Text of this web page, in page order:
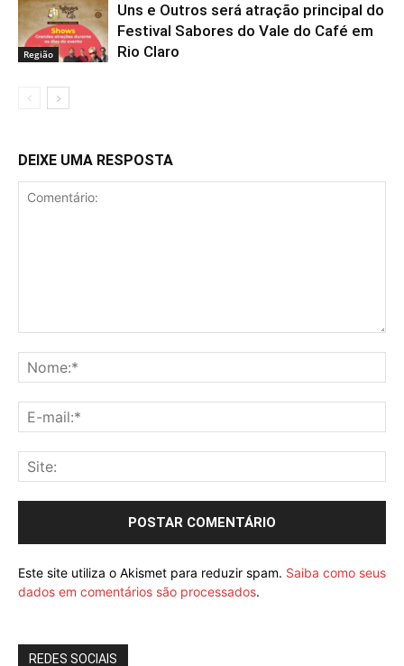
Região
Uns e Outros será atração principal do
Festival Sabores do Vale do Café em
Rio Claro
DEIXE UMA RESPOSTA
Este site utiliza o Akismet para reduzir spam. Saiba como seus
dados em comentários são processados.
REDES SOCIAIS